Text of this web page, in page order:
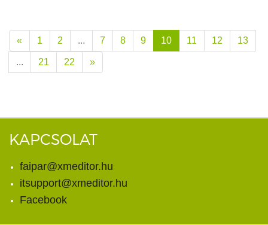
« 1 2 ... 7 8 9 10 11 12 13
... 21 22 »
KAPCSOLAT
faipar@xmeditor.hu
itsupport@xmeditor.hu
Facebook